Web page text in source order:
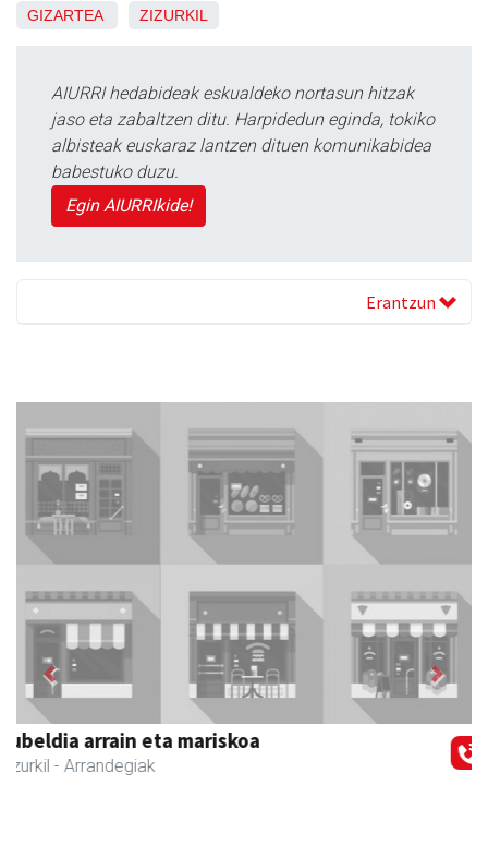
GIZARTEA ZIZURKIL
AIURRI hedabideak eskualdeko nortasun hitzak
jaso eta zabaltzen ditu. Harpidedun eginda, tokiko
albisteak euskaraz lantzen dituen komunikabidea
babestuko duzu.
Egin AIURRIkide!
Erantzun
Zubimusu Ikastola
Zizurkil - Hezkuntza
Previous Next